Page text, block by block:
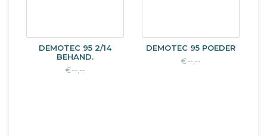
DEMOTEC 95 2/14
BEHAND.
€--,--
DEMOTEC 95 POEDER
€--,--